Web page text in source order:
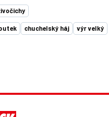
chuchelský háj výr velký